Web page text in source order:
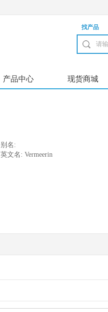
找产品
产品中心 现货商城
别名:
英文名: Vermeerin